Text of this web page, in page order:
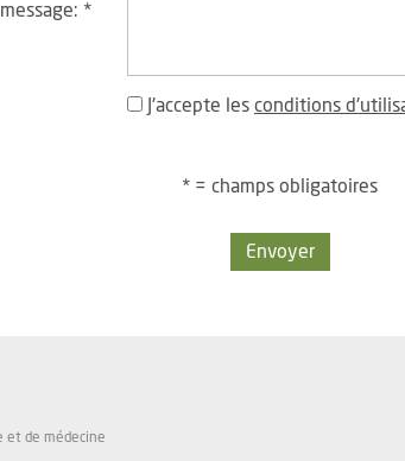
*
J'accepte les conditions
* = champs obligatoires
Envoyer
et de médecine